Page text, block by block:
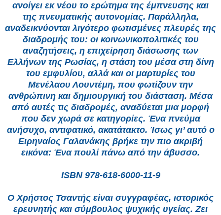
ανοίγει εκ νέου το ερώτημα της έμπνευσης και
της πνευματικής αυτονομίας. Παράλληλα,
αναδεικνύονται λιγότερο φωτισμένες πλευρές της
διαδρομής του: οι κοινωνικοπολιτικές του
αναζητήσεις, η επιχείρηση διάσωσης των
Ελλήνων της Ρωσίας, η στάση του μέσα στη δίνη
του εμφυλίου, αλλά και οι μαρτυρίες του
Μενέλαου Λουντέμη, που φωτίζουν την
ανθρώπινη και δημιουργική του διάσταση. Μέσα
από αυτές τις διαδρομές, αναδύεται μια μορφή
που δεν χωρά σε κατηγορίες. Ένα πνεύμα
ανήσυχο, αντιφατικό, ακατάτακτο. Ίσως γι’ αυτό ο
Ειρηναίος Γαλανάκης βρήκε την πιο ακριβή
εικόνα: Ένα πουλί πάνω από την άβυσσο.
ISBN 978-618-6000-11-9
Ο Χρήστος Τσαντής είναι συγγραφέας, ιστορικός
ερευνητής και σύμβουλος ψυχικής υγείας. Ζει